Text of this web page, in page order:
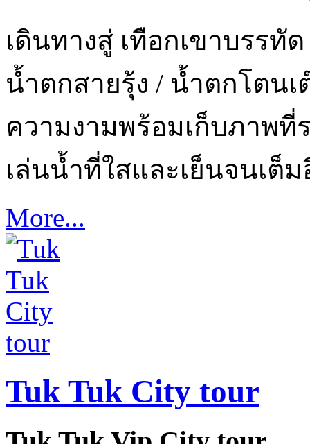
เดินทางสู่ เทือกเขาบรรทั
น้ำตกสายรุ้ง / น้ำตกโตนเ
ความงามพร้อมเก็บภาพที่
เล่นน้ำที่ใสและเย็นจนเต็
More...
Tuk Tuk City tour